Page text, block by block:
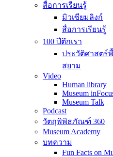
สื่อการเรียนรู้
มิวเซียมลิงก์
สื่อการเรียนรู้
100 ปีตึกเรา
ประวัติศาสตร์
สยาม
Video
Human library
Museum
Museum Talk
Podcast
วัตถุพิพิธภัณฑ์ 360
Museum Academy
บทความ
Fun Facts on